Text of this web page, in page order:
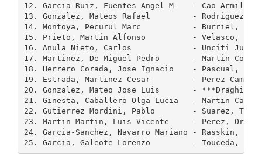
12. Garcia-Ruiz, Fuentes Angel M    - Cao
13. Gonzalez, Mateos Rafael         - Rodriguez,
14. Montoya, Pecurul Marc           - Burriel,
15. Prieto, Martin Alfonso          - Velasco,
16. Anula Nieto, Carlos             - Unciti
17. Martinez, De Miguel Pedro       - Martin-
18. Herrero Corada, Jose Ignacio    - Pascual,
19. Estrada, Martinez Cesar         - Perez
20. Gonzalez, Mateo Jose Luis       -
21. Ginesta, Caballero Olga Lucia   - Martin
22. Gutierrez Mordini, Pablo        - Suarez,
23. Martin Martin, Luis Vicente     - Perez,
24. Garcia-Sanchez, Navarro Mariano - Rasskin,